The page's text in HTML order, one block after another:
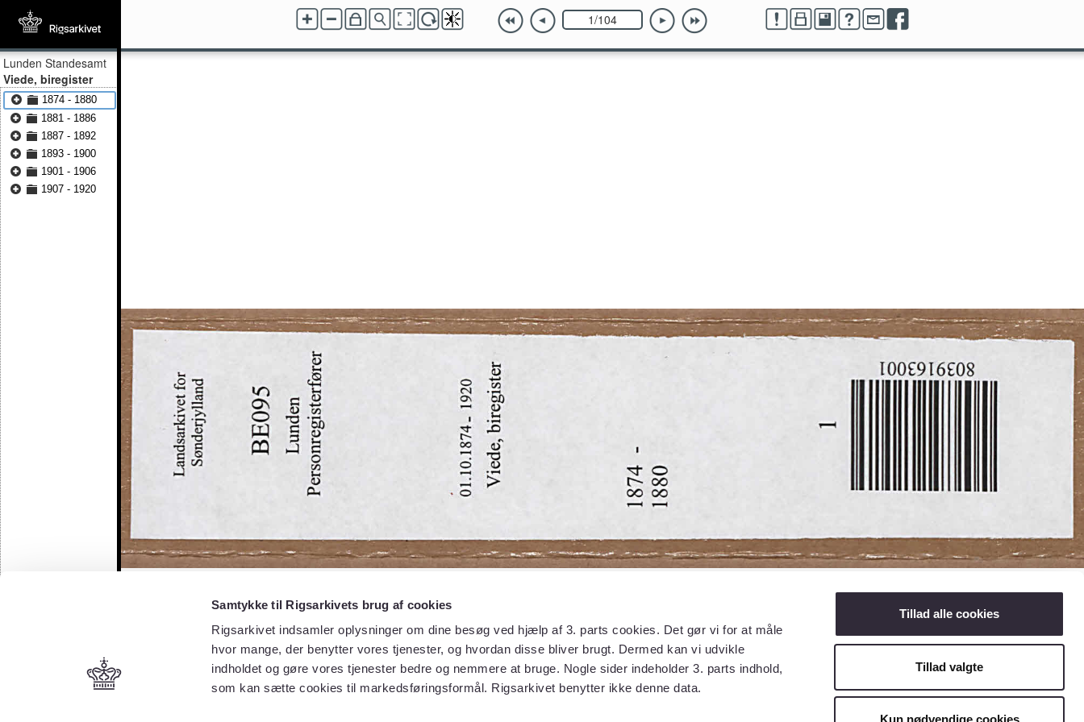
Samtykke til Rigsarkivets brug af cookies
Rigsarkivet indsamler oplysninger om dine besøg ved hjælp af 3. parts cookies. Det gør vi for at måle
hvor mange, der benytter vores tjenester, og hvordan disse bliver brugt. Dermed kan vi udvikle
indholdet og gøre vores tjenester bedre og nemmere at bruge. Nogle sider indeholder 3. parts indhold,
som kan sætte cookies til markedsføringsformål. Rigsarkivet benytter ikke denne data.
Tillad alle cookies
Tillad valgte
Kun nødvendige cookies
Lunden Standesamt
Viede, biregister
1874 - 1880
1881 - 1886
1887 - 1892
1893 - 1900
1901 - 1906
1907 - 1920